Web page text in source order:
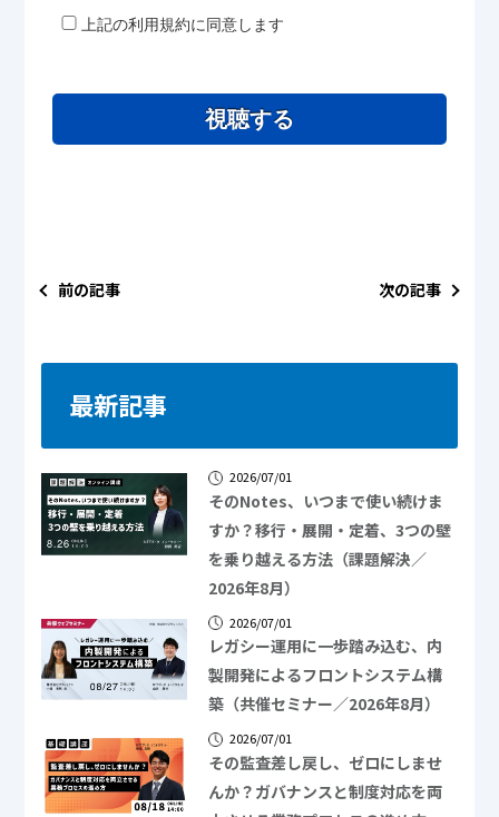
上記の利用規約に同意します
視聴する
前の記事 次の記事
最新記事
2026/07/01
そのNotes、いつまで使い続けま
すか？移行・展開・定着、3つの壁
を乗り越える方法（課題解決／
2026年8月）
2026/07/01
レガシー運用に一歩踏み込む、内
製開発によるフロントシステム構
築（共催セミナー／2026年8月）
2026/07/01
その監査差し戻し、ゼロにしませ
んか？ガバナンスと制度対応を両